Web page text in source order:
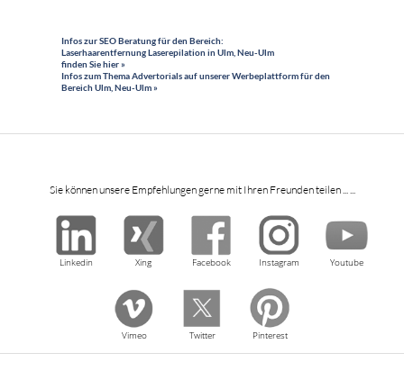
Infos zur SEO Beratung für den Bereich:
Laserhaarentfernung Laserepilation in Ulm, Neu-Ulm
finden Sie hier »
Infos zum Thema Advertorials auf unserer Werbeplattform für den
Bereich Ulm, Neu-Ulm »
Sie können unsere Empfehlungen gerne mit Ihren Freunden teilen ... ...
Linkedin Xing Facebook Instagram Youtube
Vimeo Twitter Pinterest